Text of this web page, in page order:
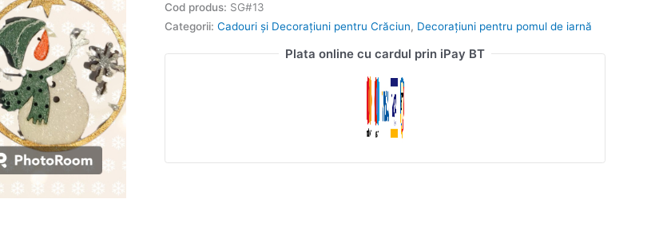
Cod produs: SG#13
Categorii: Cadouri și Decorațiuni pentru Crăciun, Decorațiuni pentru pomul de iarnă
Plata online cu cardul prin iPay BT